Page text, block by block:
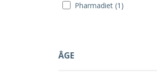
Pharmadiet (1)
ÂGE